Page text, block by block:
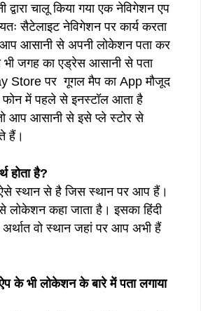
चालू किया गया एक नेविगेशन एप
सैटेलाइट नेविगेशन पर कार्य करता
आसानी से अपनी लोकेशन पता कर
जगह का एड्रेस आसानी से पता
Store पर गूगल मैप का App मौजूद
में पहले से इनस्टॉल आता है
आप आसानी से इसे प्ले स्टोर से
हैं।
होता है?
स्थान से है जिस स्थान पर आप हैं।
लोकेशन कहा जाता है। इसका हिंदी
अर्थात वो स्थान जहां पर आप अभी हैं
के भी लोकेशन के बारे में पता लगाया